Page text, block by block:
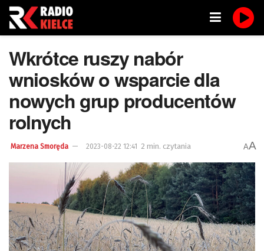
Wkrótce ruszy nabór
wniosków o wsparcie dla
nowych grup producentów
rolnych
Marzena Smoręda 2023-08-22 12:41 2 min. czytania AA